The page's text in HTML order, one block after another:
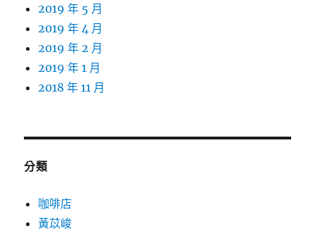
2019 年 5 月
2019 年 4 月
2019 年 2 月
2019 年 1 月
2018 年 11 月
分類
咖啡店
黃苡峻